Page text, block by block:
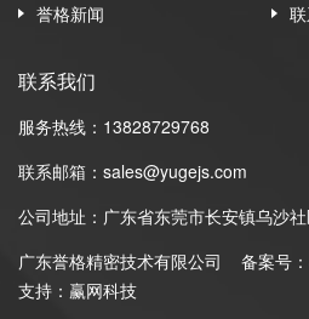
誉格新闻
联系我们
服务热线：13828729768
联系邮箱：sales@yugejs.com
公司地址：广东省东莞市长安镇乌沙
广东誉格精密技术有限公司 备案号：
支持：赢网科技